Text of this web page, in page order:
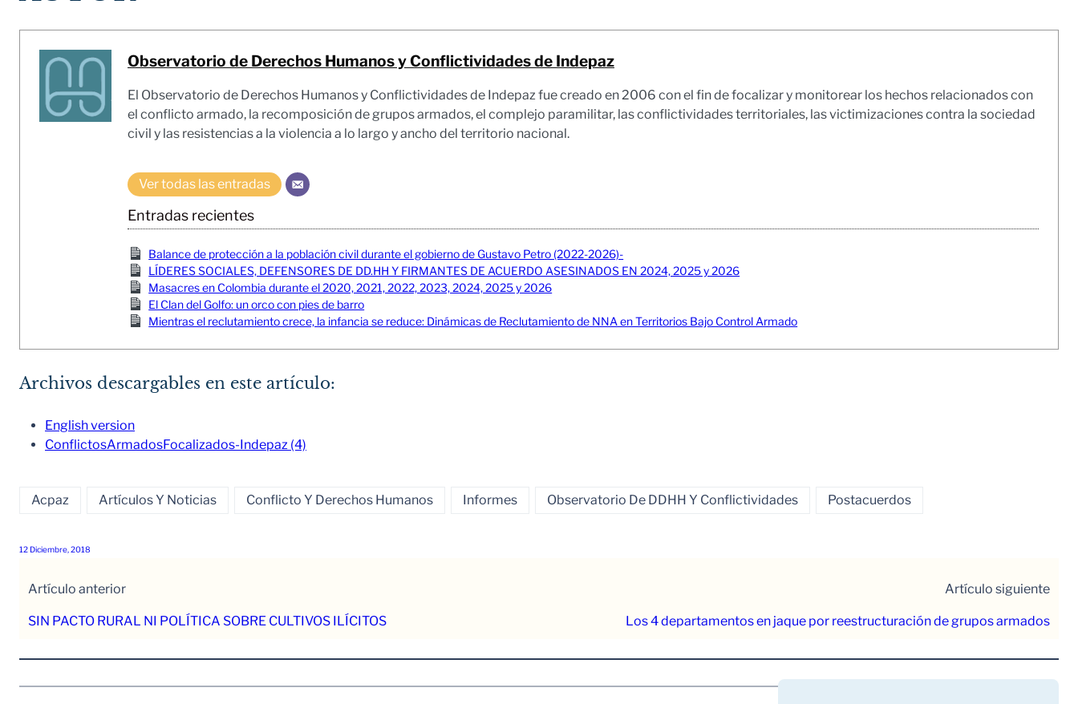
Observatorio de Derechos Humanos y Conflictividades de Indepaz
El Observatorio de Derechos Humanos y Conflictividades de Indepaz fue creado en 2006 con el fin de focalizar y monitorear los hechos relacionados con
el conflicto armado, la recomposición de grupos armados, el complejo paramilitar, las conflictividades territoriales, las victimizaciones contra la sociedad
civil y las resistencias a la violencia a lo largo y ancho del territorio nacional.
Ver todas las entradas
Entradas recientes
Balance de protección a la población civil durante el gobierno de Gustavo Petro (2022-2026)-
LÍDERES SOCIALES, DEFENSORES DE DD.HH Y FIRMANTES DE ACUERDO ASESINADOS EN 2024, 2025 y 2026
Masacres en Colombia durante el 2020, 2021, 2022, 2023, 2024, 2025 y 2026
El Clan del Golfo: un orco con pies de barro
Mientras el reclutamiento crece, la infancia se reduce: Dinámicas de Reclutamiento de NNA en Territorios Bajo Control Armado
Archivos descargables en este artículo:
English version
ConflictosArmadosFocalizados-Indepaz (4)
Acpaz Artículos Y Noticias Conflicto Y Derechos Humanos Informes Observatorio De DDHH Y Conflictividades Postacuerdos
12 Diciembre, 2018
Artículo anterior
SIN PACTO RURAL NI POLÍTICA SOBRE CULTIVOS ILÍCITOS
Artículo siguiente
Los 4 departamentos en jaque por reestructuración de grupos armados